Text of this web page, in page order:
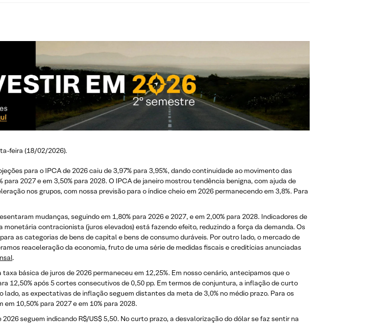
feira (18/02/2026).
para o IPCA de 2026 caiu de 3,97% para 3,95%, dando continuidade ao movimento das
2027 e em 3,50% para 2028. O IPCA de janeiro mostrou tendência benigna, com ajuda de
nos grupos, com nossa previsão para o índice cheio em 2026 permanecendo em 3,8%. Para
mudanças, seguindo em 1,80% para 2026 e 2027, e em 2,00% para 2028. Indicadores de
contracionista (juros elevados) está fazendo efeito, reduzindo a força da demanda. Os
as categorias de bens de capital e bens de consumo duráveis. Por outro lado, o mercado de
reaceleração da economia, fruto de uma série de medidas fiscais e creditícias anunciadas
.
taxa básica de juros de 2026 permaneceu em 12,25%. Em nosso cenário, antecipamos que o
12,50% após 5 cortes consecutivos de 0,50 pp. Em termos de conjuntura, a inflação de curto
as expectativas de inflação seguem distantes da meta de 3,0% no médio prazo. Para os
10,50% para 2027 e em 10% para 2028.
seguem indicando R$/US$ 5,50. No curto prazo, a desvalorização do dólar se faz sentir na